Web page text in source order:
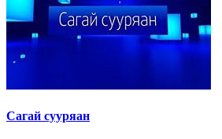
Сагай сууряан